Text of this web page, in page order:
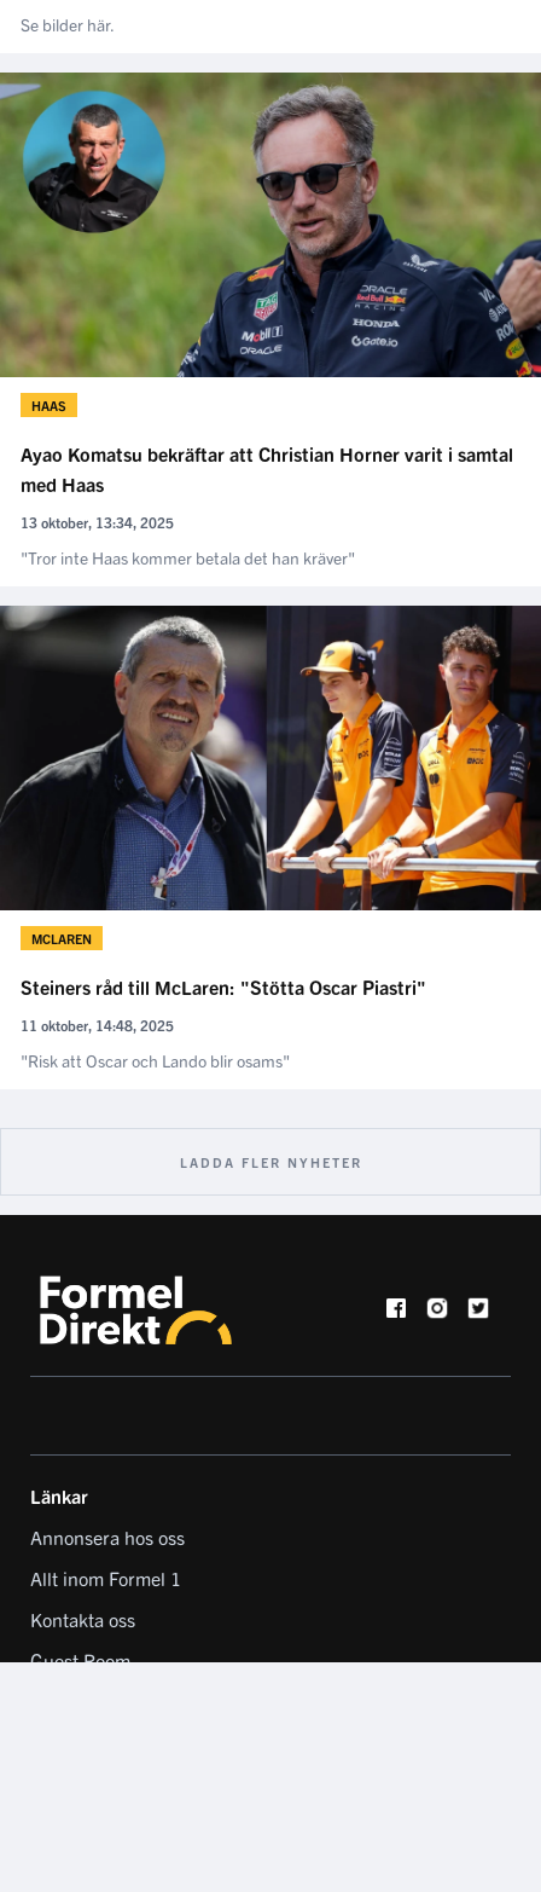
Se bilder här.
HAAS
Ayao Komatsu bekräftar att Christian Horner varit i samtal
med Haas
13 oktober, 13:34, 2025
"Tror inte Haas kommer betala det han kräver"
MCLAREN
Steiners råd till McLaren: "Stötta Oscar Piastri"
11 oktober, 14:48, 2025
"Risk att Oscar och Lando blir osams"
LADDA FLER NYHETER
Länkar
Annonsera hos oss
Allt inom Formel 1
Kontakta oss
Guest Room